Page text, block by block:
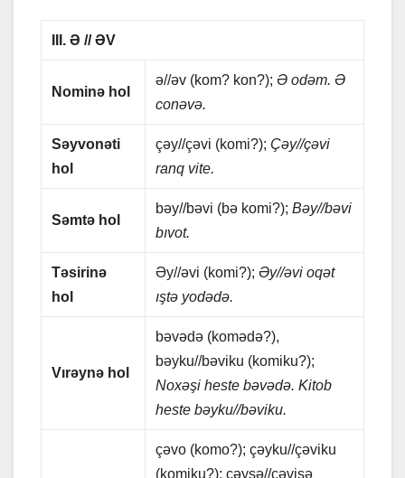
III. Ə // ƏV
Nominə hol
ə//əv (kom? kon?); Ə odəm. Ə
conəvə.
Səyvonəti
hol
çəy//çəvi (komi?); Çəy//çəvi
rаnq vitе.
Səmtə hol
bəy//bəvi (bə komi?);Bəy//bəvi
bıvot.
Təsirinə
hol
Əy//əvi (komi?); Əy//əvi oqət
ıştə yodədə.
Vırəynə hol
bəvədə (komədə?),
bəyku//bəviku (komiku?);
Noxəşi hеstе bəvədə. Kitob
hеstе bəyku//bəviku.
çəvo (komo?); çəyku//çəviku
(komiku?); çəysə//çəvisə